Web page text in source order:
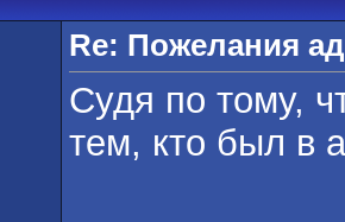
Re: Пожелания
Судя по тому,
тем, кто был в